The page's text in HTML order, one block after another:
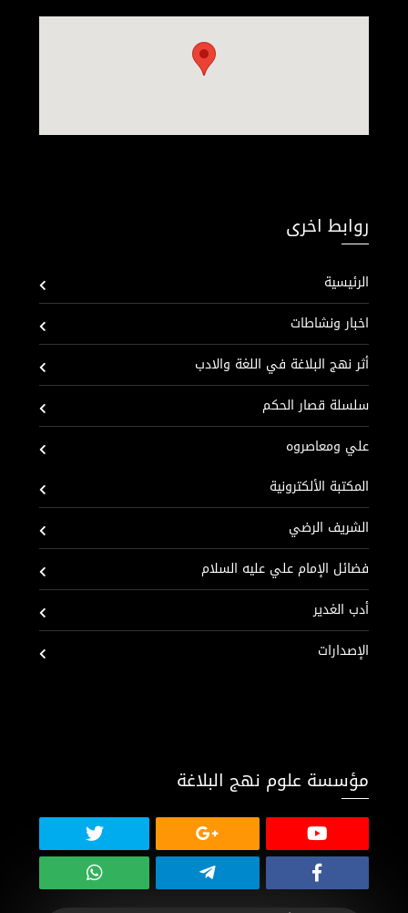
روابط اخرى
الرئيسية
اخبار ونشاطات
أثر نهج البلاغة في اللغة والادب
سلسلة قصار الحكم
علي ومعاصروه
المكتبة الألكترونية
الشريف الرضي
فضائل الإمام علي عليه السلام
أدب الغدير
الإصدارات
مؤسسة علوم نهج البلاغة